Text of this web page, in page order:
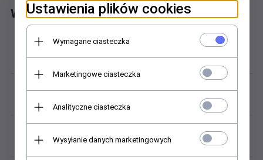
Wózek profilowy
Budowa:
EwellixP3
Brak łańcucha kulkowego
Ustawienia plików cookies
Wymagane ciasteczka
Marketingowe ciasteczka
Analityczne ciasteczka
Wysyłanie danych marketingowych